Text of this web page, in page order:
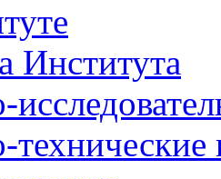
Института
технические